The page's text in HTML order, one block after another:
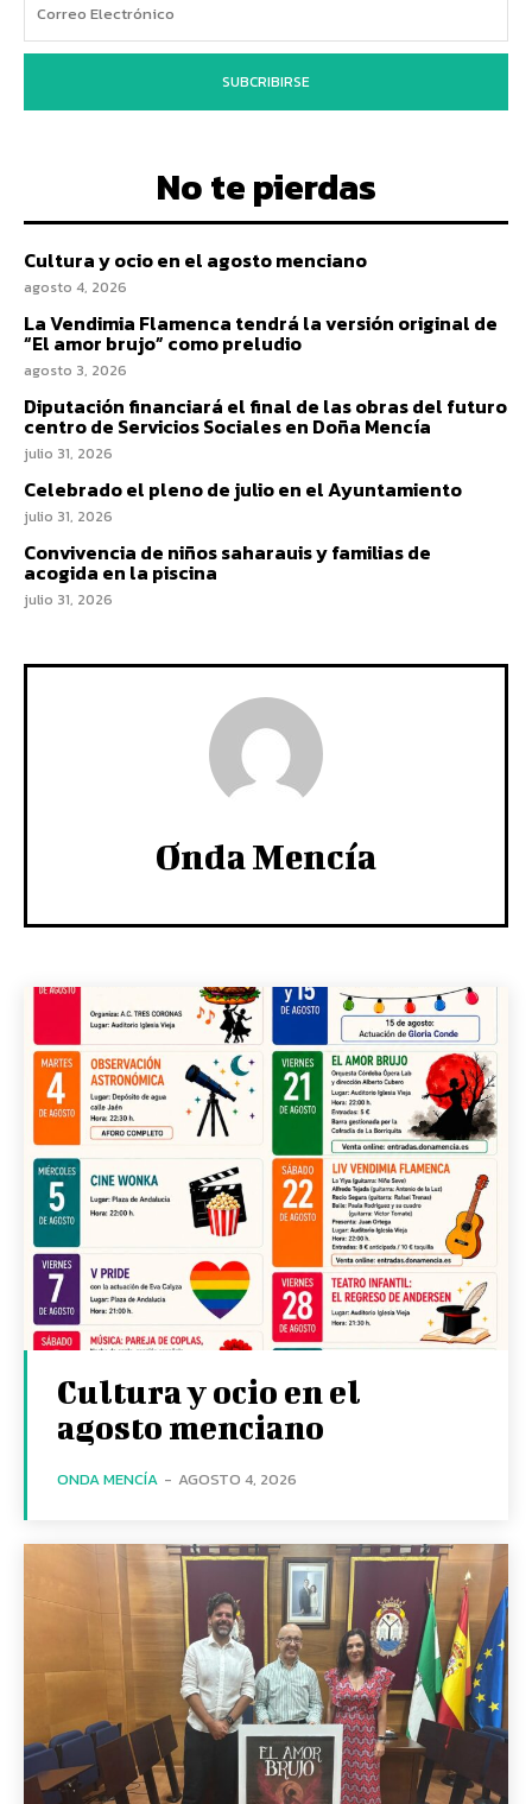
SUBCRIBIRSE
No te pierdas
Cultura y ocio en el agosto menciano
agosto 4, 2026
La Vendimia Flamenca tendrá la versión original de
“El amor brujo” como preludio
agosto 3, 2026
Diputación financiará el final de las obras del futuro
centro de Servicios Sociales en Doña Mencía
julio 31, 2026
Celebrado el pleno de julio en el Ayuntamiento
julio 31, 2026
Convivencia de niños saharauis y familias de
acogida en la piscina
julio 31, 2026
Onda Mencía
Cultura y ocio en el
agosto menciano
ONDA MENCÍA - AGOSTO 4, 2026